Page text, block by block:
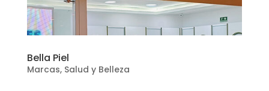
Bella Piel
Marcas, Salud y Belleza